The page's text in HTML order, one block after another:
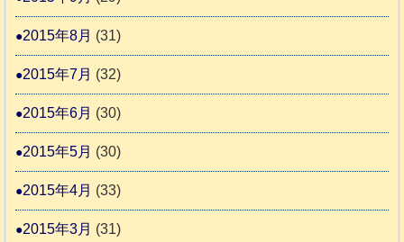
2015年8月 (31)
2015年7月 (32)
2015年6月 (30)
2015年5月 (30)
2015年4月 (33)
2015年3月 (31)